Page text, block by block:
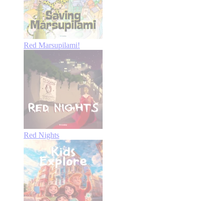
Red Marsupilami!
Red Nights